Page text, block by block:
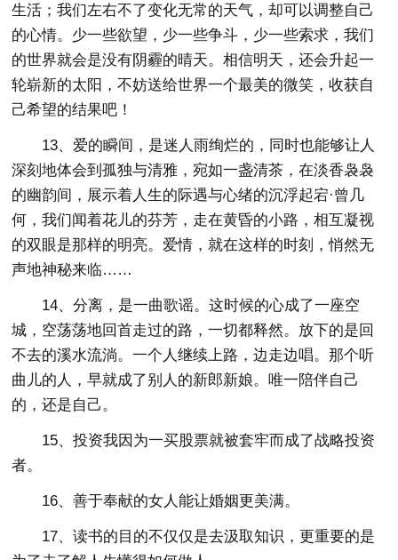
生活；我们左右不了变化无常的天气，却可以调整自己
的心情。少一些欲望，少一些争斗，少一些索求，我们
的世界就会是没有阴霾的晴天。相信明天，还会升起一
轮崭新的太阳，不妨送给世界一个最美的微笑，收获自
己希望的结果吧！
13、爱的瞬间，是迷人雨绚烂的，同时也能够让人
深刻地体会到孤独与清雅，宛如一盏清茶，在淡香袅袅
的幽韵间，展示着人生的际遇与心绪的沉浮起宕·曾几
何，我们闻着花儿的芬芳，走在黄昏的小路，相互凝视
的双眼是那样的明亮。爱情，就在这样的时刻，悄然无
声地神秘来临……
14、分离，是一曲歌谣。这时候的心成了一座空
城，空荡荡地回首走过的路，一切都释然。放下的是回
不去的溪水流淌。一个人继续上路，边走边唱。那个听
曲儿的人，早就成了别人的新郎新娘。唯一陪伴自己
的，还是自己。
15、投资我因为一买股票就被套牢而成了战略投资
者。
16、善于奉献的女人能让婚姻更美满。
17、读书的目的不仅仅是去汲取知识，更重要的是